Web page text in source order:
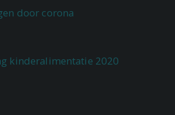
door corona
kinderalimentatie 2020